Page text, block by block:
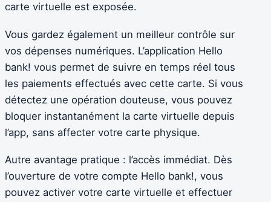
carte virtuelle est exposée.
Vous gardez également un meilleur contrôle sur
vos dépenses numériques. L’application Hello
bank! vous permet de suivre en temps réel tous
les paiements effectués avec cette carte. Si vous
détectez une opération douteuse, vous pouvez
bloquer instantanément la carte virtuelle depuis
l’app, sans affecter votre carte physique.
Autre avantage pratique : l’accès immédiat. Dès
l’ouverture de votre compte Hello bank!, vous
pouvez activer votre carte virtuelle et effectuer